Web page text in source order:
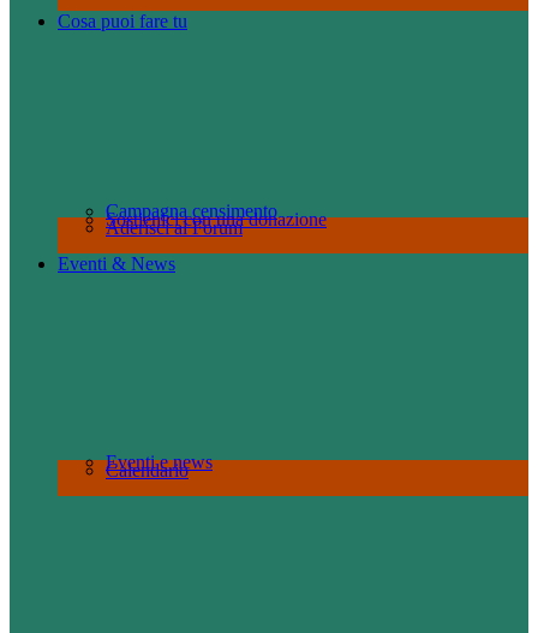
Cosa puoi fare tu
Aderisci al Forum
Sostienici con una donazione
Campagna censimento
Eventi & News
Calendario
Eventi e news